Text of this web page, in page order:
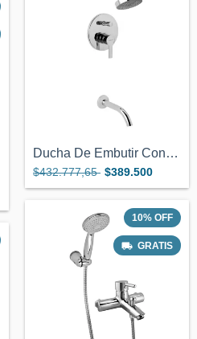
Ducha De Embutir Con Transferencia Geneb...
$432.777,65 $389.500
10% OFF
GRATIS